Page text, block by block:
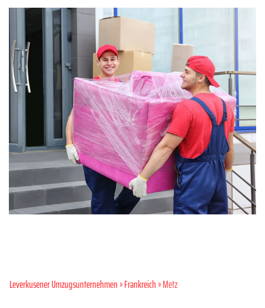
Leverkusener Umzugsunternehmen»Frankreich» Metz